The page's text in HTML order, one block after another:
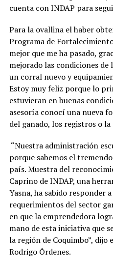
cuenta con INDAP para
Para la ovallina el haber
Programa de
mejor que me ha pasado,
mejorado las condiciones
un corral nuevo y
Estoy muy feliz porque lo
estuvieran en buenas
asesoría conocí una nueva
del ganado, los registros o la
“Nuestra administración
porque sabemos el
país. Muestra del
Caprino de INDAP, una
Yasna, ha sabido responder
requerimientos del sector
en que la emprendedora
mano de esta iniciativa que
la región de Coquimbo”, dijo
Rodrigo Órdenes.